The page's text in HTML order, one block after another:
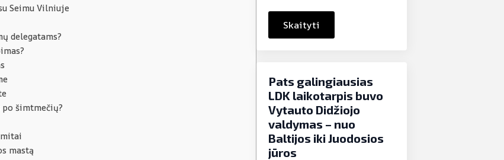
Seimu Vilniuje
delegatams?
šimtmečių?
mastą
Skaityti
Pats galingiausias
LDK laikotarpis buvo
Vytauto Didžiojo
valdymas – nuo
Baltijos iki Juodosios
jūros